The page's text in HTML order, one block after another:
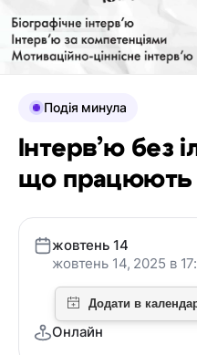
Подія минула
Інтерв’ю без
що працюють
жовтень 14
жовтень 14, 2025 в
Онлайн